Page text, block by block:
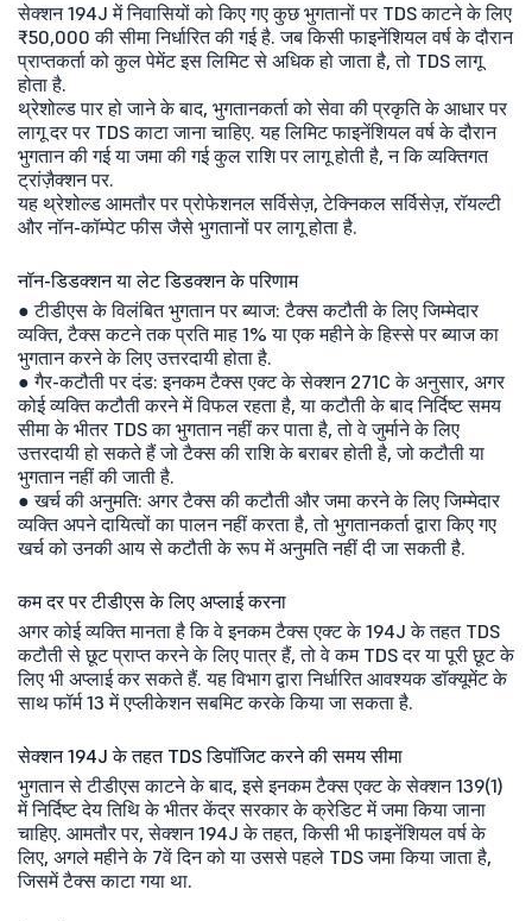
सेक्शन 194J में निवासियों को किए गए कुछ भुगतानों पर TDS काटने के लिए
₹50,000 की सीमा निर्धारित की गई है. जब किसी फाइनेंशियल वर्ष के दौरान
प्राप्तकर्ता को कुल पेमेंट इस लिमिट से अधिक हो जाता है, तो TDS लागू
होता है.
थ्रेशोल्ड पार हो जाने के बाद, भुगतानकर्ता को सेवा की प्रकृति के आधार पर
लागू दर पर TDS काटा जाना चाहिए. यह लिमिट फाइनेंशियल वर्ष के दौरान
भुगतान की गई या जमा की गई कुल राशि पर लागू होती है, न कि व्यक्तिगत
ट्रांज़ैक्शन पर.
यह थ्रेशोल्ड आमतौर पर प्रोफेशनल सर्विसेज़, टेक्निकल सर्विसेज़, रॉयल्टी
और नॉन-कॉम्पेट फीस जैसे भुगतानों पर लागू होता है.
नॉन-डिडक्शन या लेट डिडक्शन के परिणाम
● टीडीएस के विलंबित भुगतान पर ब्याज: टैक्स कटौती के लिए जिम्मेदार
व्यक्ति, टैक्स कटने तक प्रति माह 1% या एक महीने के हिस्से पर ब्याज का
भुगतान करने के लिए उत्तरदायी होता है.
● गैर-कटौती पर दंड: इनकम टैक्स एक्ट के सेक्शन 271C के अनुसार, अगर
कोई व्यक्ति कटौती करने में विफल रहता है, या कटौती के बाद निर्दिष्ट समय
सीमा के भीतर TDS का भुगतान नहीं कर पाता है, तो वे जुर्माने के लिए
उत्तरदायी हो सकते हैं जो टैक्स की राशि के बराबर होती है, जो कटौती या
भुगतान नहीं की जाती है.
● खर्च की अनुमति: अगर टैक्स की कटौती और जमा करने के लिए जिम्मेदार
व्यक्ति अपने दायित्वों का पालन नहीं करता है, तो भुगतानकर्ता द्वारा किए गए
खर्च को उनकी आय से कटौती के रूप में अनुमति नहीं दी जा सकती है.
कम दर पर टीडीएस के लिए अप्लाई करना
अगर कोई व्यक्ति मानता है कि वे इनकम टैक्स एक्ट के 194J के तहत TDS
कटौती से छूट प्राप्त करने के लिए पात्र हैं, तो वे कम TDS दर या पूरी छूट के
लिए भी अप्लाई कर सकते हैं. यह विभाग द्वारा निर्धारित आवश्यक डॉक्यूमेंट के
साथ फॉर्म 13 में एप्लीकेशन सबमिट करके किया जा सकता है.
सेक्शन 194J के तहत TDS डिपॉजिट करने की समय सीमा
भुगतान से टीडीएस काटने के बाद, इसे इनकम टैक्स एक्ट के सेक्शन 139(1)
में निर्दिष्ट देय तिथि के भीतर केंद्र सरकार के क्रेडिट में जमा किया जाना
चाहिए. आमतौर पर, सेक्शन 194J के तहत, किसी भी फाइनेंशियल वर्ष के
लिए, अगले महीने के 7वें दिन को या उससे पहले TDS जमा किया जाता है,
जिसमें टैक्स काटा गया था.